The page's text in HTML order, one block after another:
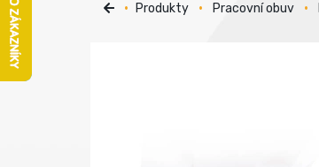
Produkty Pracovní obuv